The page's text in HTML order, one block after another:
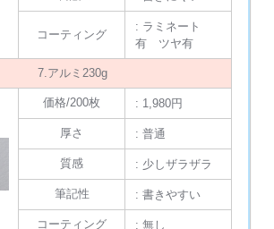
コーティング
: ラミネート
有 ツヤ有
7.アルミ230g
価格/200枚 : 1,980円
厚さ : 普通
質感 : 少しザラザラ
筆記性 : 書きやすい
コーティング : 無し